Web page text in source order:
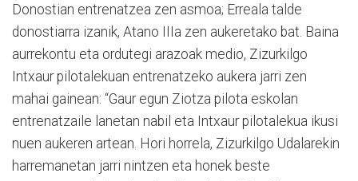
Donostian entrenatzea zen asmoa; Erreala talde
donostiarra izanik, Atano IIIa zen aukeretako bat. Baina
aurrekontu eta ordutegi arazoak medio, Zizurkilgo
Intxaur pilotalekuan entrenatzeko aukera jarri zen
mahai gainean: “Gaur egun Ziotza pilota eskolan
entrenatzaile lanetan nabil eta Intxaur pilotalekua ikusi
nuen aukeren artean. Hori horrela, Zizurkilgo Udalarekin
harremanetan jarri nintzen eta honek beste